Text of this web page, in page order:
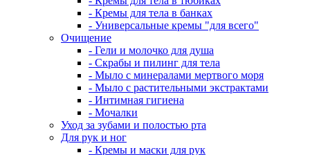
- Кремы для тела в банках
- Универсальные кремы "для всего"
Очищение
- Гели и молочко для душа
- Скрабы и пилинг для тела
- Мыло с минералами мертвого моря
- Мыло с растительными экстрактами
- Интимная гигиена
- Мочалки
Уход за зубами и полостью рта
Для рук и ног
- Кремы и маски для рук